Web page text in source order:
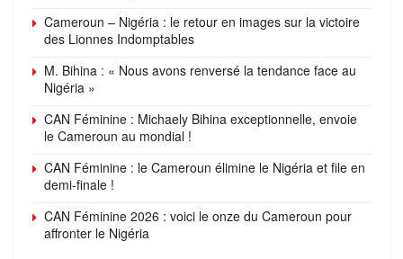
Cameroun – Nigéria : le retour en images sur la victoire
des Lionnes Indomptables
M. Bihina : « Nous avons renversé la tendance face au
Nigéria »
CAN Féminine : Michaely Bihina exceptionnelle, envoie
le Cameroun au mondial !
CAN Féminine : le Cameroun élimine le Nigéria et file en
demi-finale !
CAN Féminine 2026 : voici le onze du Cameroun pour
affronter le Nigéria